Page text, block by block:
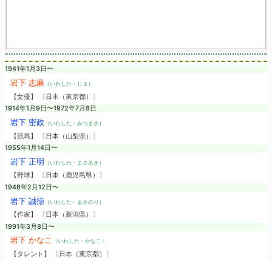
1941年1月3日〜
岩下 志麻 （いわした・しま）
【女優】 〔日本（東京都）〕
1914年1月9日〜1972年7月8日
岩下 密政 （いわした・みつまさ）
【競馬】 〔日本（山梨県）〕
1955年1月14日〜
岩下 正明 （いわした・まさあき）
【野球】 〔日本（鹿児島県）〕
1946年2月12日〜
岩下 誠徳（いわした・まさのり）
【作家】 〔日本（新潟県）〕
1991年3月8日〜
岩下 かなこ （いわした・かなこ）
【タレント】 〔日本（東京都）〕